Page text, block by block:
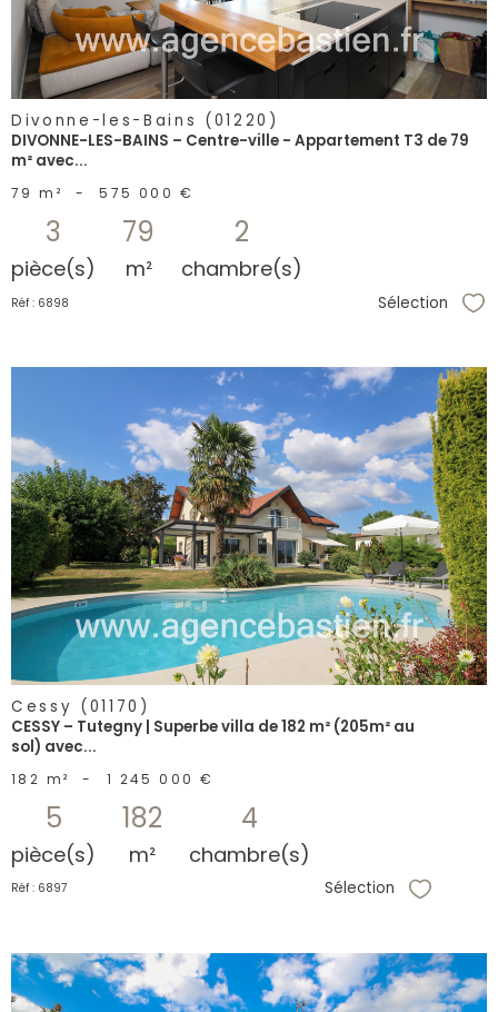
Divonne-les-Bains (01220)
DIVONNE-LES-BAINS – Centre-ville - Appartement T3 de 79
m² avec...
79 m² - 575 000 €
3
pièce(s)
79
m²
2
chambre(s)
Réf : 6898 Sélection
voir le
bien
Cessy (01170)
CESSY – Tutegny | Superbe villa de 182 m² (205m² au
sol) avec...
182 m² - 1 245 000 €
5
pièce(s)
182
m²
4
chambre(s)
Réf : 6897 Sélection